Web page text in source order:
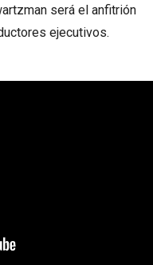
será el anfitrión
ejecutivos.